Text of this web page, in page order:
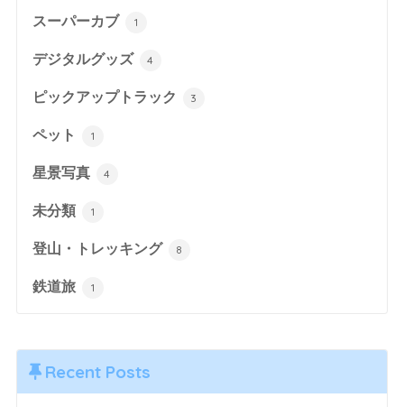
スーパーカブ 1
デジタルグッズ 4
ピックアップトラック 3
ペット 1
星景写真 4
未分類 1
登山・トレッキング 8
鉄道旅 1
Recent Posts